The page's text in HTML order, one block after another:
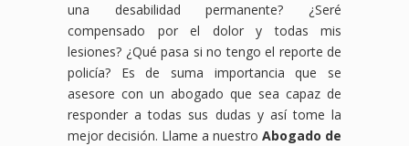
daños
por
tus
lesiones,
gastos
médicos,
pérdida
perdidos,
daños
al
vehículo
y
cualquier
otra
pérdida
laboral.
Sabemos
que
enfrentar
accidente
en
el
Lynwood,
Downey,
CA,
estamos
comprometidos
a
ayudarte
a
ayudarte
a
obtener
la
compensación
que
mereces
por
aquí
para
proteger
tus
derechos
y
ayudarte
a
una desabilidad permanente? ¿Seré
compensado por el dolor y todas mis
lesiones? ¿Qué pasa si no tengo el reporte de
policía? Es de suma importancia que se
asesore con un abogado que sea capaz de
responder a todas sus dudas y así tome la
mejor decisión. Llame a nuestro Abogado de